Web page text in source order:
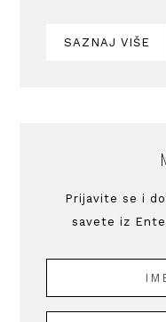
SAZNAJ VIŠE
Prijavite se i
savete iz